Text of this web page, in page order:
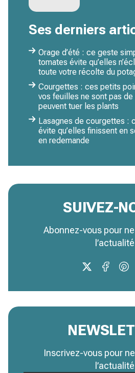
Ses derniers
Orage d’été : ce geste
tomates évite qu’elles
toute votre récolte du
Courgettes : ces petits
vos feuilles ne sont pas
peuvent tuer les plants
Lasagnes de courgettes :
évite qu’elles finissent en
en redemande
SUIVEZ-
Abonnez-vous pour
l’actualité
Inscrivez-vous pour
l’actualité